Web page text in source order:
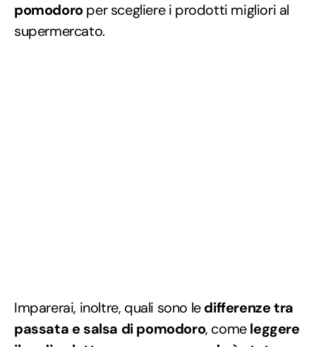
pomodoroper scegliere i prodotti migliori al
supermercato.
Imparerai, inoltre, quali sono ledifferenze tra
passata e salsa di pomodoro, comeleggere